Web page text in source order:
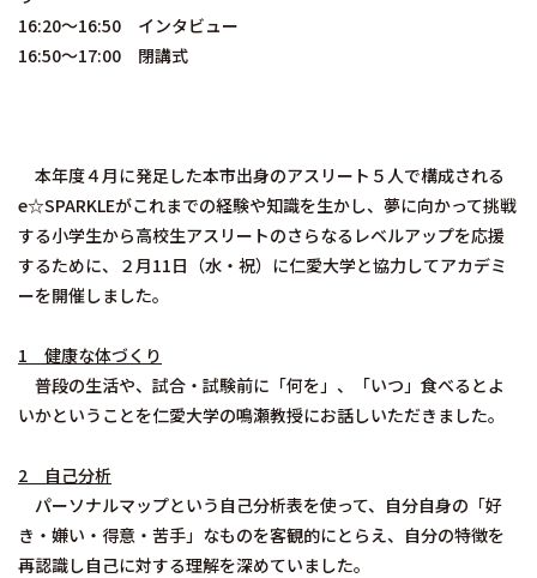
16:20～16:50 インタビュー
16:50～17:00 閉講式
本年度４月に発足した本市出身のアスリート５人で構成される
e☆SPARKLEがこれまでの経験や知識を生かし、夢に向かって挑戦
する小学生から高校生アスリートのさらなるレベルアップを応援
するために、２月11日（水・祝）に仁愛大学と協力してアカデミ
ーを開催しました。
1 健康な体づくり
普段の生活や、試合・試験前に「何を」、「いつ」食べるとよ
いかということを仁愛大学の鳴瀬教授にお話しいただきました。
2 自己分析
パーソナルマップという自己分析表を使って、自分自身の「好
き・嫌い・得意・苦手」なものを客観的にとらえ、自分の特徴を
再認識し自己に対する理解を深めていました。